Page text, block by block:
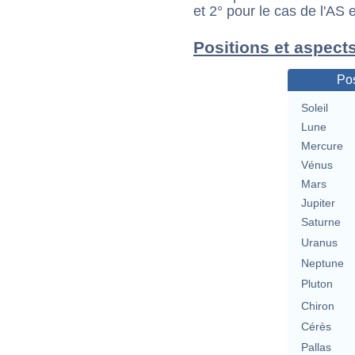
et 2° pour le cas de l'AS
Positions et
Soleil
Lune
Mercure
Vénus
Mars
Jupiter
Saturne
Uranus
Neptune
Pluton
Chiron
Cérès
Pallas